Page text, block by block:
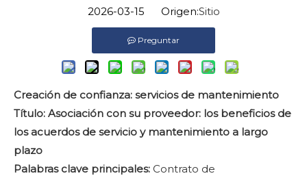
2026-03-15 Origen:Sitio
Preguntar
Creación de confianza: servicios de mantenimiento
Título: Asociación con su proveedor: los beneficios de
los acuerdos de servicio y mantenimiento a largo
plazo
Palabras clave principales: Contrato de